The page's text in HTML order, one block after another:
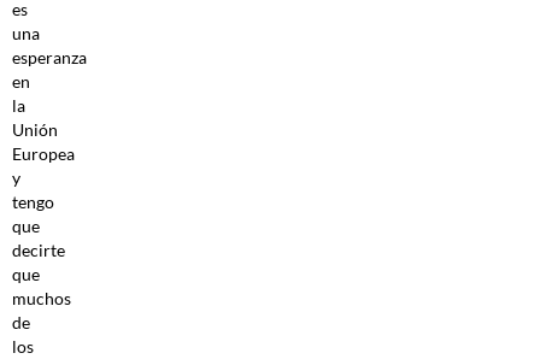
es
una
esperanza
en
la
Unión
Europea
y
tengo
que
decirte
que
muchos
de
los